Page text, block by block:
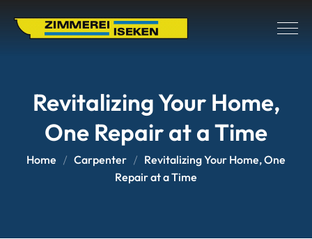
Revitalizing Your Home,
One Repair at a Time
Home Carpenter
Revitalizing Your Home, One
Repair at a Time